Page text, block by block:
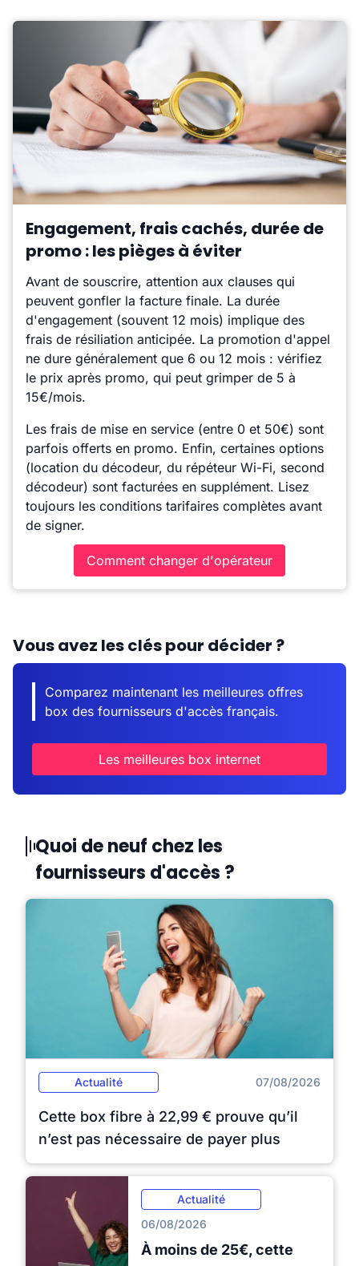
Engagement, frais cachés, durée de
promo : les pièges à éviter
Avant de souscrire, attention aux clauses qui
peuvent gonfler la facture finale. La durée
d'engagement (souvent 12 mois) implique des
frais de résiliation anticipée. La promotion d'appel
ne dure généralement que 6 ou 12 mois : vérifiez
le prix après promo, qui peut grimper de 5 à
15€/mois.
Les frais de mise en service (entre 0 et 50€) sont
parfois offerts en promo. Enfin, certaines options
(location du décodeur, du répéteur Wi-Fi, second
décodeur) sont facturées en supplément. Lisez
toujours les conditions tarifaires complètes avant
de signer.
Comment changer d'opérateur
Vous avez les clés pour décider ?
Comparez maintenant les meilleures offres
box des fournisseurs d'accès français.
Les meilleures box internet
Quoi de neuf chez les
fournisseurs d'accès ?
Actualité 07/08/2026
Cette box fibre à 22,99 € prouve qu’il
n’est pas nécessaire de payer plus
Actualité
06/08/2026
À moins de 25€, cette